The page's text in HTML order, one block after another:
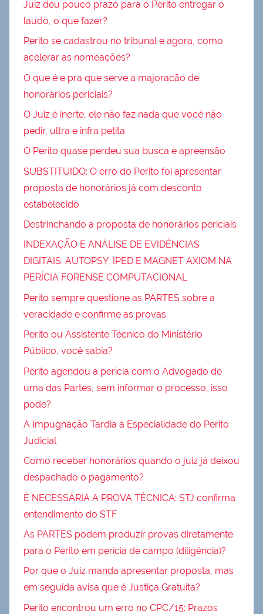
Juiz deu pouco prazo para o Perito entregar o
laudo, o que fazer?
Perito se cadastrou no tribunal e agora, como
acelerar as nomeações?
O que é e pra que serve a majoracão de
honorários periciais?
O Juiz é inerte, ele não faz nada que você não
pedir, ultra e infra petita
O Perito quase perdeu sua busca e apreensão
SUBSTITUIDO: O erro do Perito foi apresentar
proposta de honorários já com desconto
estabelecido
Destrinchando a proposta de honorários periciais
INDEXAÇÃO E ANÁLISE DE EVIDÊNCIAS
DIGITAIS: AUTOPSY, IPED E MAGNET AXIOM NA
PERÍCIA FORENSE COMPUTACIONAL
Perito sempre questione as PARTES sobre a
veracidade e confirme as provas
Perito ou Assistente Técnico do Ministério
Público, você sabia?
Perito agendou a perícia com o Advogado de
uma das Partes, sem informar o processo, isso
pode?
A Impugnação Tardia à Especialidade do Perito
Judicial
Como receber honorários quando o juiz já deixou
despachado o pagamento?
É NECESSÁRIA A PROVA TÉCNICA: STJ confirma
entendimento do STF
As PARTES podem produzir provas diretamente
para o Perito em perícia de campo (diligência)?
Por que o Juiz manda apresentar proposta, mas
em seguida avisa que é Justiça Gratuita?
Perito encontrou um erro no CPC/15: Prazos